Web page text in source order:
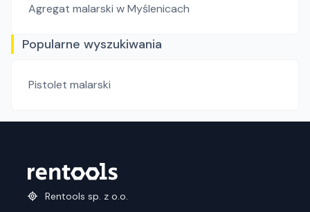
Agregat malarski w Myślenicach
Popularne wyszukiwania
Pistolet malarski
Rentools sp. z o.o.